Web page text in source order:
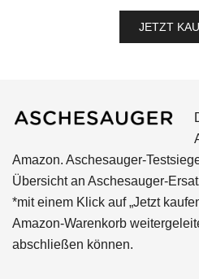
JETZT
Amazon. Aschesauger-
Übersicht an Aschesauger-
*mit einem Klick auf „Jetzt
Amazon-Warenkorb
abschließen können.